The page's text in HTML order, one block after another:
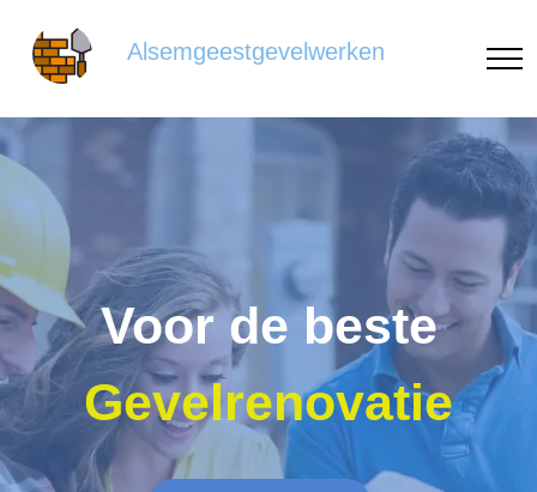
Alsemgeestgevelwerken
Voor de beste
Gevelrenovatie